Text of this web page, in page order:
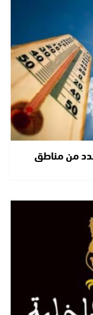
من مناطق